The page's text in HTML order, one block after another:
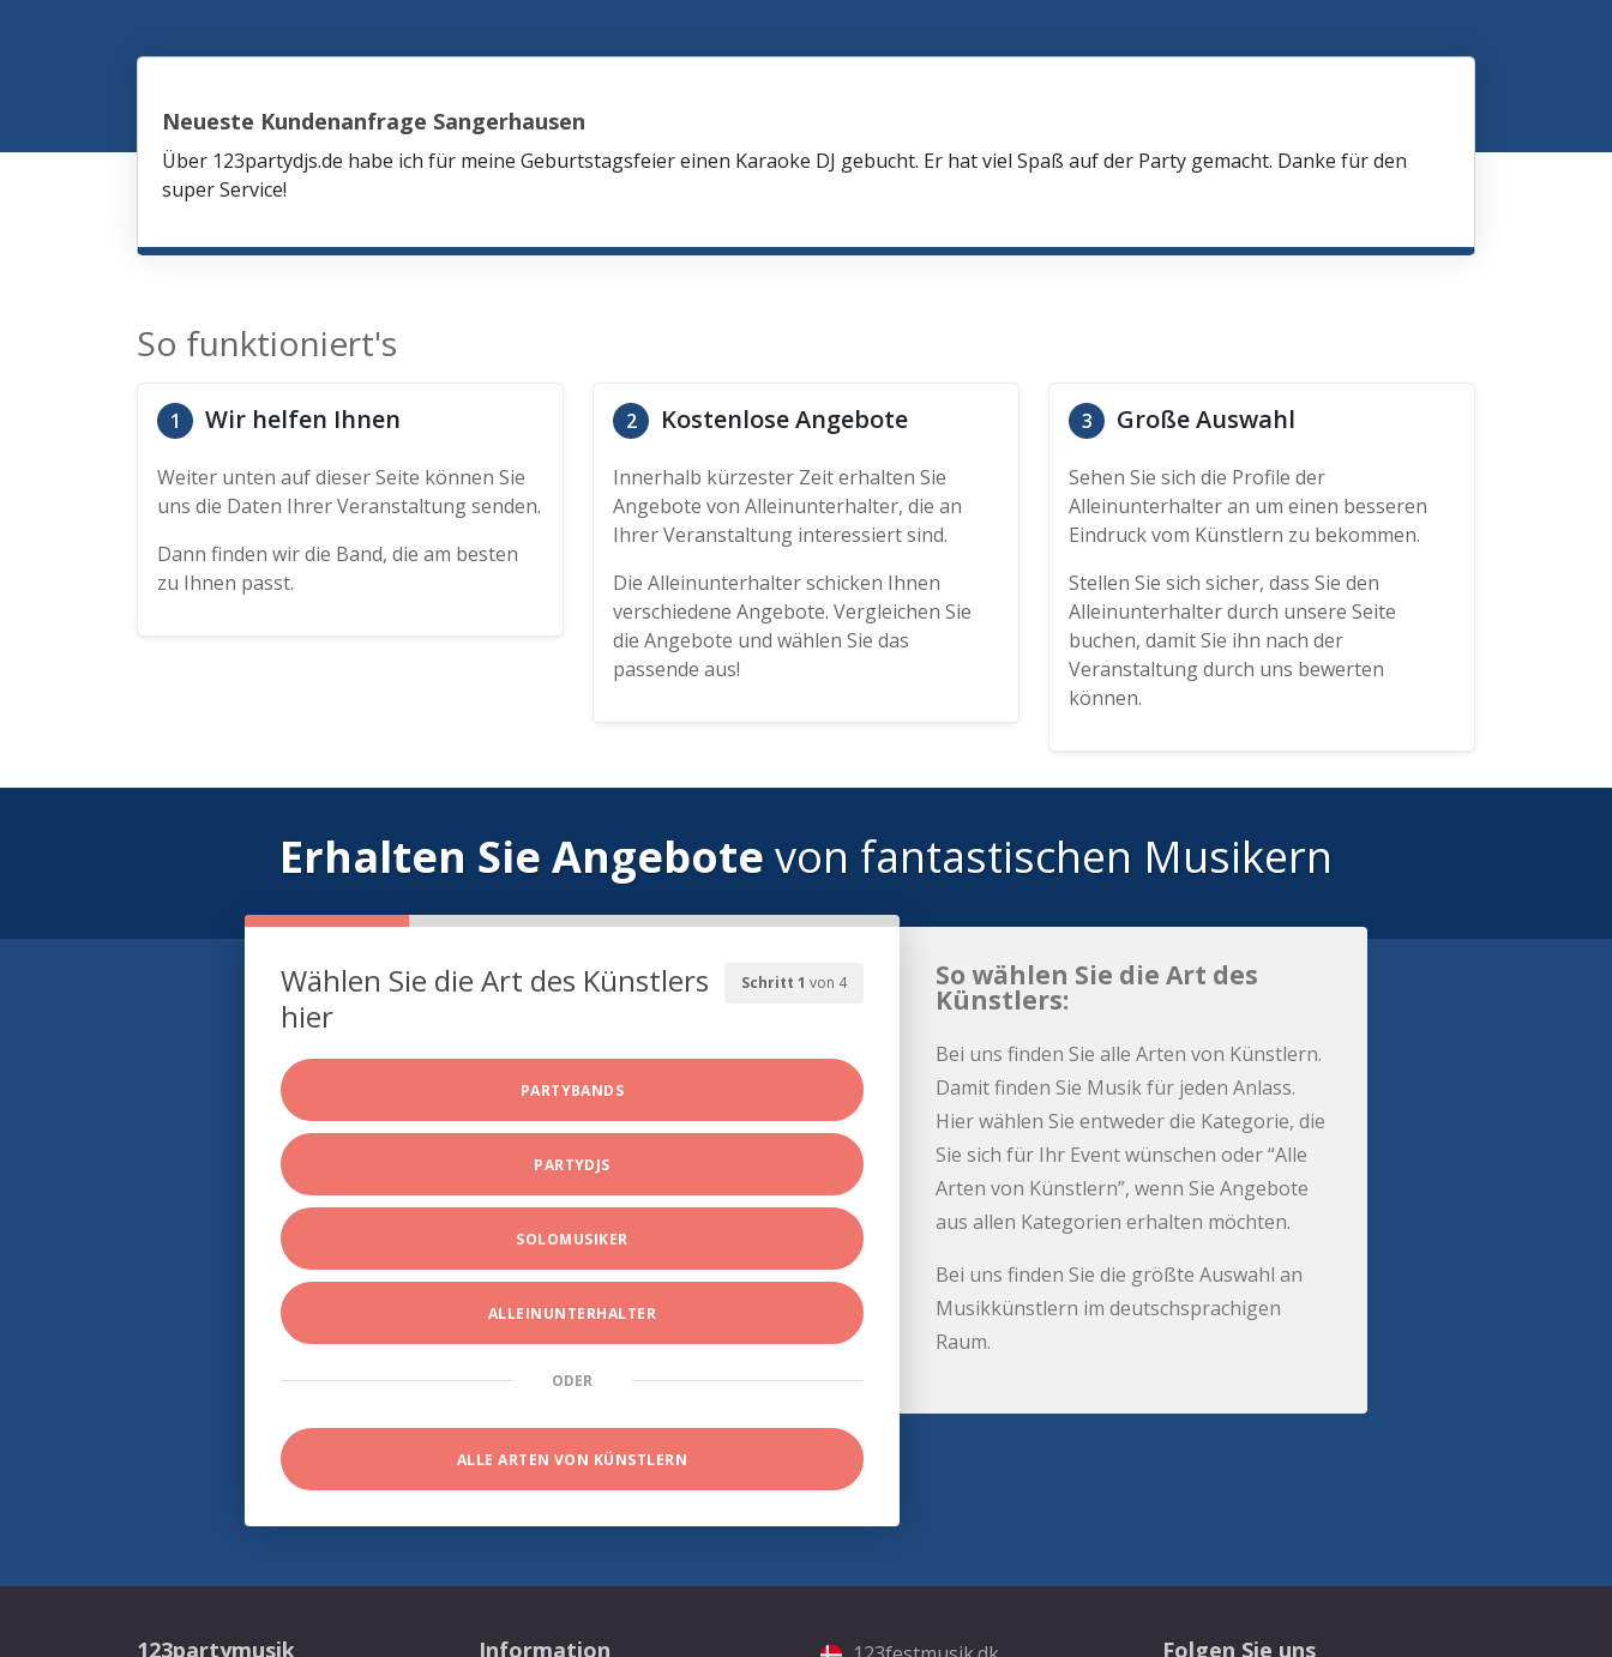
Neueste Kundenanfrage Sangerhausen
Über 123partydjs.de habe ich für meine Geburtstagsfeier einen Karaoke DJ gebucht. Er hat viel Spaß auf der Party gemacht. Danke für den
super Service!
So funktioniert's
1 Wir helfen Ihnen
Weiter unten auf dieser Seite können Sie
uns die Daten Ihrer Veranstaltung senden.
Dann finden wir die Band, die am besten
zu Ihnen passt.
2 Kostenlose Angebote
Innerhalb kürzester Zeit erhalten Sie
Angebote von Alleinunterhalter, die an
Ihrer Veranstaltung interessiert sind.
Die Alleinunterhalter schicken Ihnen
verschiedene Angebote. Vergleichen Sie
die Angebote und wählen Sie das
passende aus!
3 Große Auswahl
Sehen Sie sich die Profile der
Alleinunterhalter an um einen besseren
Eindruck vom Künstlern zu bekommen.
Stellen Sie sich sicher, dass Sie den
Alleinunterhalter durch unsere Seite
buchen, damit Sie ihn nach der
Veranstaltung durch uns bewerten
können.
Erhalten Sie Angebote von fantastischen Musikern
Schritt 1 von 4
Wählen Sie die Art des Künstlers
hier
PARTYBANDS
PARTYDJS
SOLOMUSIKER
ALLEINUNTERHALTER
ODER
ALLE ARTEN VON KÜNSTLERN
So wählen Sie die Art des
Künstlers:
Bei uns finden Sie alle Arten von Künstlern.
Damit finden Sie Musik für jeden Anlass.
Hier wählen Sie entweder die Kategorie, die
Sie sich für Ihr Event wünschen oder “Alle
Arten von Künstlern”, wenn Sie Angebote
aus allen Kategorien erhalten möchten.
Bei uns finden Sie die größte Auswahl an
Musikkünstlern im deutschsprachigen
Raum.
123partymusik Information Folgen Sie uns